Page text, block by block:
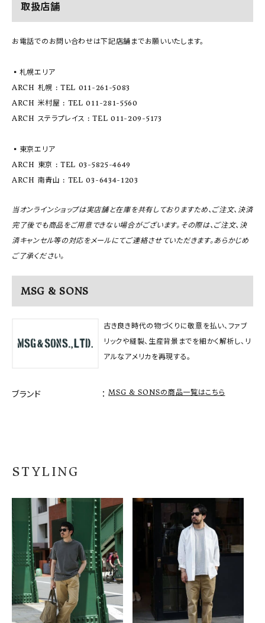
取扱店舗
お電話でのお問い合わせは下記店舗までお願いいたします。
▪️札幌エリア
ARCH 札幌 : TEL 011-261-5083
ARCH 米村屋 : TEL 011-281-5560
ARCH ステラプレイス : TEL 011-209-5173
▪️東京エリア
ARCH 東京 : TEL 03-5825-4649
ARCH 南青山 : TEL 03-6434-1203
当オンラインショップは実店舗と在庫を共有しておりますため、ご注文、決済
完了後でも商品をご用意できない場合がございます。その際は、ご注文、決
済キャンセル等の対応をメールにてご連絡させていただきます。あらかじめ
ご了承ください。
MSG & SONS
古き良き時代の物づくりに敬意を払い、ファブ
リックや縫製、生産背景までを細かく解析し、リ
アルなアメリカを再現する。
ブランド MSG & SONSの商品一覧はこちら
STYLING